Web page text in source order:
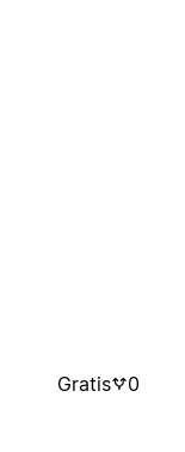
Gratis 0